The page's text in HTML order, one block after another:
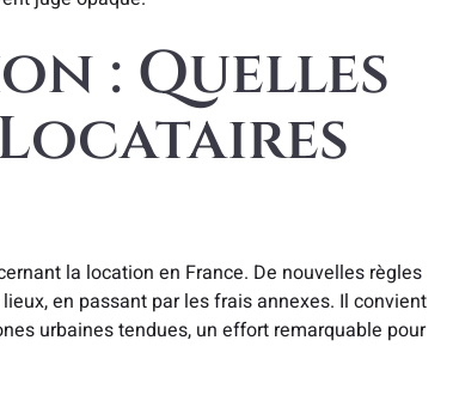
: Quelles
la location en France. De nouvelles règles
en passant par les frais annexes. Il convient
urbaines tendues, un effort remarquable pour